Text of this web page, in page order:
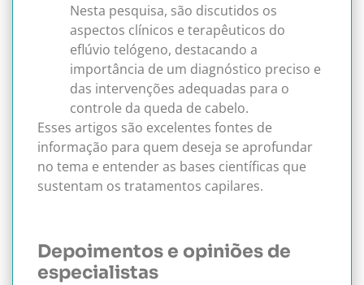
Nesta pesquisa, são discutidos os
aspectos clínicos e terapêuticos do
eflúvio telógeno, destacando a
importância de um diagnóstico preciso e
das intervenções adequadas para o
controle da queda de cabelo.
Esses artigos são excelentes fontes de
informação para quem deseja se aprofundar
no tema e entender as bases científicas que
sustentam os tratamentos capilares.
Depoimentos e opiniões de
especialistas